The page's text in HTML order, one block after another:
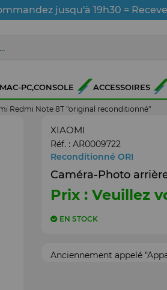
jusqu'à 19h30 =
MAC-PC,CONSOLE ACCESSOIRES
Redmi Note 8T "original reconditionné"
XIAOMI
Réf. : AR0009722
Reconditionné ORI
Caméra-Photo
Prix : Veuillez
EN STOCK
Anciennement appelé